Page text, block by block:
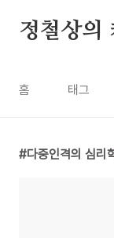
정철상의
홈 태그
다중인격의 심리